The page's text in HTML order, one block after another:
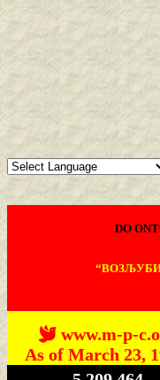
DO
www.m-p-
As of March 23,